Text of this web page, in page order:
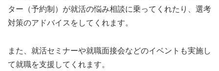
ター（予約制）が就活の悩み相談に乗ってくれたり、選考
対策のアドバイスをしてくれます。
また、就活セミナーや就職面接会などのイベントも実施し
て就職を支援してくれます。